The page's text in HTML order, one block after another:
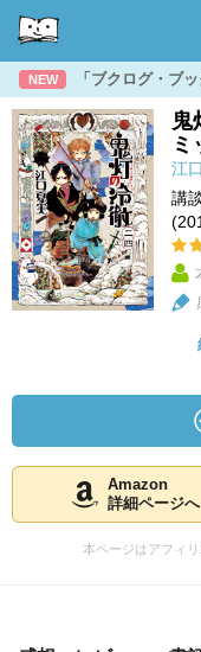
NEW 「ブクログ・ブ
鬼
ミ
江
講
Amazon
詳細ページへ
本ページはアフィ